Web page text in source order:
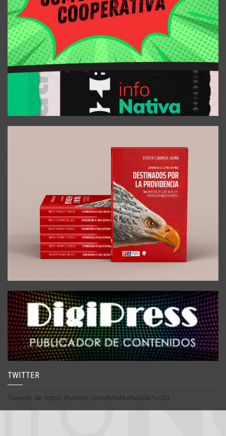
TWITTER
Tweets de https://twitter.com/InfoNativaOk?s=20